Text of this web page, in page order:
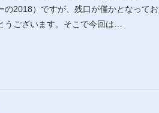
2018）ですが、残口が僅かとなって
ございます。そこで今回は…